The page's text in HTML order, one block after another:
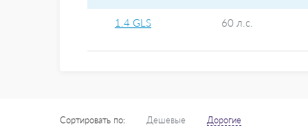
1.4 GLS 60 л.с.
Сортировать по: Дешевые Дорогие